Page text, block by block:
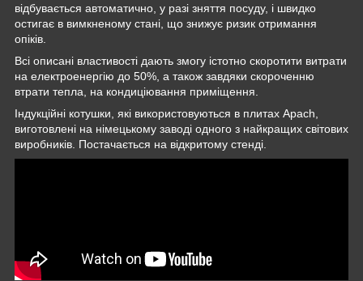
відбувається автоматично, у разі зняття посуду, і швидко
остигає в вимкненому стані, що знижує ризик отримання
опіків.
Всі описані властивості дають змогу істотно скоротити витрати
на електроенергію до 50%, а також завдяки скороченню
втрати тепла, на кондиціювання приміщення.
Індукційні котушки, які використовуються в плитах Apach,
виготовлені на німецькому заводі одного з найкращих світових
виробників. Постачається на відкритому стенді.